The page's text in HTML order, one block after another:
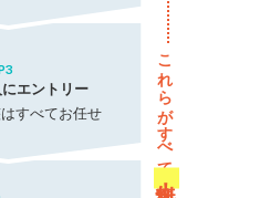
エントリー
すべてお任せ
これらがすべて
無料！